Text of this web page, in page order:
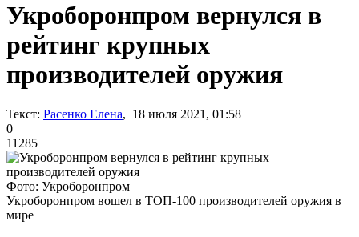
Укроборонпром вернулся в
рейтинг крупных
производителей оружия
Текст: Расенко Елена, 18 июля 2021, 01:58
0
11285
Фото: Укроборонпром
Укроборонпром вошел в ТОП-100 производителей оружия в
мире